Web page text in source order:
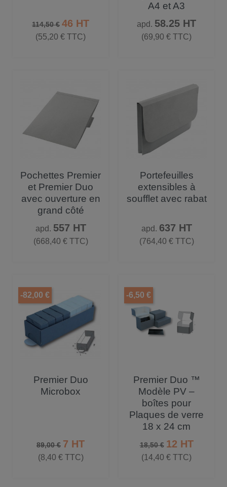
Prix de base
114,50 € Prix
46 HT
(55,20 € TTC)
A4 et A3
apd. Prix
58.25 HT
(69,90 € TTC)
Pochettes Premier
et Premier Duo
avec ouverture en
grand côté
apd. Prix
557 HT
(668,40 € TTC)
Portefeuilles
extensibles à
soufflet avec rabat
apd. Prix
637 HT
(764,40 € TTC)
Premier Duo
Microbox
Prix de base
89,00 € Prix
7 HT
(8,40 € TTC)
-82,00 €
Premier Duo ™
Modèle PV –
boîtes pour
Plaques de verre
18 x 24 cm
Prix de base
18,50 € Prix
12 HT
(14,40 € TTC)
-6,50 €